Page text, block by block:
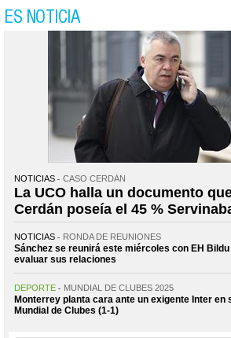
ES NOTICIA
NOTICIAS CASO CERDÁN
La UCO halla un documento
Cerdán poseía el 45 %
NOTICIAS RONDA DE REUNIONES
Sánchez se reunirá este miércoles con EH Bildu
evaluar sus relaciones
DEPORTE MUNDIAL DE CLUBES 2025
Monterrey planta cara ante un exigente Inter en
Mundial de Clubes (1-1)